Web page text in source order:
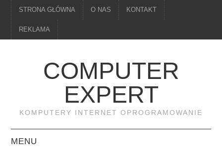
STRONA GŁÓWNA O NAS KONTAKT
REKLAMA
COMPUTER
EXPERT
KOMPUTERY INTERNET OPROGRAMOWANIE
MENU